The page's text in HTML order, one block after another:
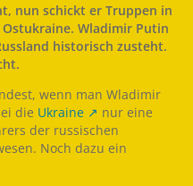
nun schickt er Truppen in
Wladimir Putin
historisch zusteht.
wenn man Wladimir
die Ukraine
nur eine
der russischen
Noch dazu ein